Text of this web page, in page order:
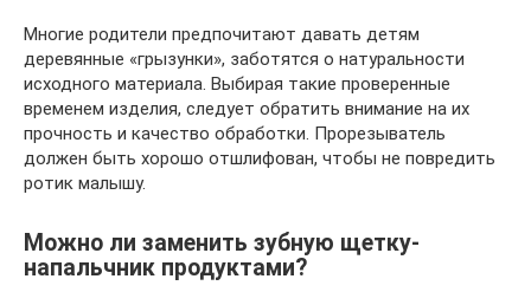
Многие родители предпочитают давать детям
деревянные «грызунки», заботятся о натуральности
исходного материала. Выбирая такие проверенные
временем изделия, следует обратить внимание на их
прочность и качество обработки. Прорезыватель
должен быть хорошо отшлифован, чтобы не повредить
ротик малышу.
Можно ли заменить зубную щетку-
напальчник продуктами?